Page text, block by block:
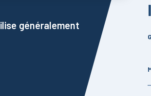
généralement